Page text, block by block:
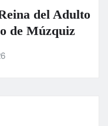
del Adulto
de Múzquiz